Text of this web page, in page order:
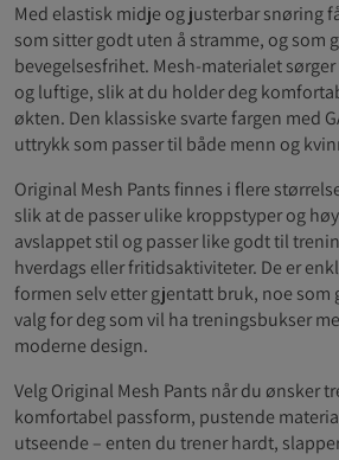
Med elastisk midje og justerbar snøring
som sitter godt uten å stramme, og som
bevegelsesfrihet. Mesh-materialet
og luftige, slik at du holder deg
økten. Den klassiske svarte fargen med
uttrykk som passer til både menn og
Original Mesh Pants finnes i flere
slik at de passer ulike kroppstyper og
avslappet stil og passer like godt til
hverdags eller fritidsaktiviteter. De er
formen selv etter gjentatt bruk, noe som
valg for deg som vil ha treningsbukser
moderne design.
Velg Original Mesh Pants når du ønsker
komfortabel passform, pustende
utseende – enten du trener hardt,